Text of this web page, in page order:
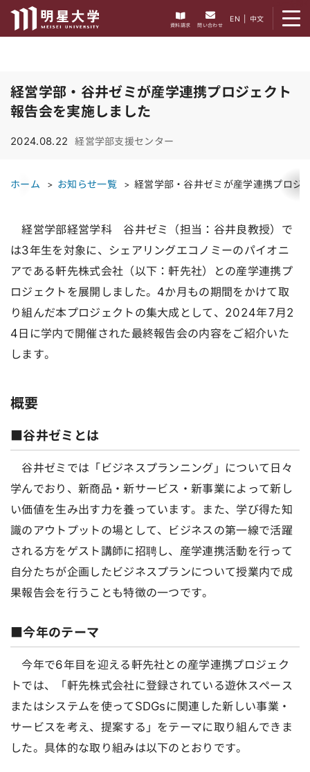
資料請求 問い合わせ
EN 中文
経営学部・谷井ゼミが産学連携プロジェクト
報告会を実施しました
2024.08.22 経営学部支援センター
ホーム お知らせ一覧 経営学部・谷井ゼミが産学連携プロジ
経営学部経営学科 谷井ゼミ（担当：谷井良教授）で
は3年生を対象に、シェアリングエコノミーのパイオニ
アである軒先株式会社（以下：軒先社）との産学連携プ
ロジェクトを展開しました。4か月もの期間をかけて取
り組んだ本プロジェクトの集大成として、2024年7月2
4日に学内で開催された最終報告会の内容をご紹介いた
します。
概要
■谷井ゼミとは
谷井ゼミでは「ビジネスプランニング」について日々
学んでおり、新商品・新サービス・新事業によって新し
い価値を生み出す力を養っています。また、学び得た知
識のアウトプットの場として、ビジネスの第一線で活躍
される方をゲスト講師に招聘し、産学連携活動を行って
自分たちが企画したビジネスプランについて授業内で成
果報告会を行うことも特徴の一つです。
■今年のテーマ
今年で6年目を迎える軒先社との産学連携プロジェク
トでは、「軒先株式会社に登録されている遊休スペース
またはシステムを使ってSDGsに関連した新しい事業・
サービスを考え、提案する」をテーマに取り組んできま
した。具体的な取り組みは以下のとおりです。